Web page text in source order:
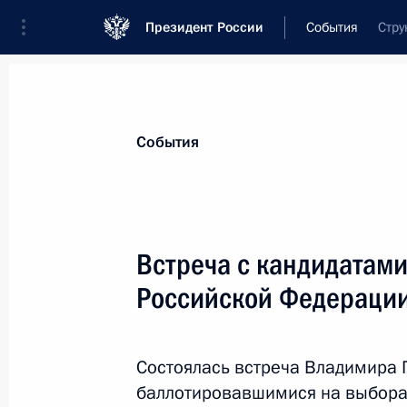
Президент России События
Новости
20 марта 2018 года, вторник
с победой на выборах Президента
20 марта 2018 года, 19:20
События
Встреча с
Российской
Состоялась встреча Владимира
баллотировавшимися на